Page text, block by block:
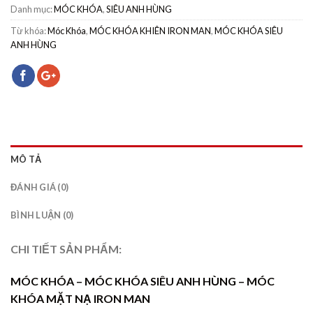
Danh mục:MÓC KHÓA,SIÊU ANH HÙNG
Từ khóa:Móc Khóa,MÓC KHÓA KHIÊN IRON MAN,MÓC KHÓA SIÊU
ANH HÙNG
MÔ TẢ
ĐÁNH GIÁ (0)
BÌNH LUẬN (0)
CHI TIẾT SẢN PHẨM:
MÓC KHÓA – MÓC KHÓA SIÊU ANH HÙNG – MÓC
KHÓA MẶT NẠ IRON MAN